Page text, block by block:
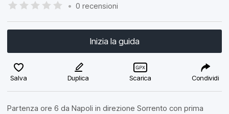
• 0 recensioni
Inizia la guida
Salva Duplica Scarica Condividi
Partenza ore 6 da Napoli in direzione Sorrento con prima